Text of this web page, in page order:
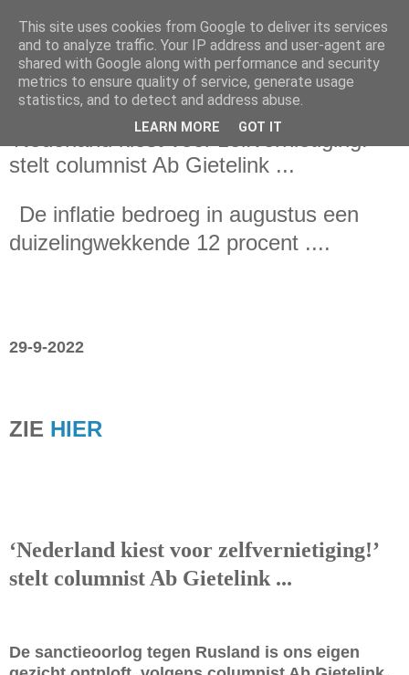
donderdag 29 september 2022
‘Nederland kiest voor zelfvernietiging!’
stelt columnist Ab Gietelink ...
De inflatie bedroeg in augustus een
duizelingwekkende 12 procent ....
29-9-2022
ZIE HIER
‘Nederland kiest voor zelfvernietiging!’
stelt columnist Ab Gietelink ...
De sanctieoorlog tegen Rusland is ons eigen
This site uses cookies from Google to deliver its services
and to analyze traffic. Your IP address and user-agent are
shared with Google along with performance and security
metrics to ensure quality of service, generate usage
statistics, and to detect and address abuse.
LEARN MORE GOT IT